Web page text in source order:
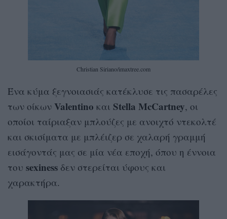
Christian Siriano/imaxtree.com
Ένα κύμα ξεγνοιασιάς κατέκλυσε τις πασαρέλες
των οίκων Valentino και Stella McCartney, οι
οποίοι ταίριαξαν μπλούζες με ανοιχτό ντεκολτέ
και σκισίματα με μπλέιζερ σε χαλαρή γραμμή
εισάγοντάς μας σε μία νέα εποχή, όπου η έννοια
του sexiness δεν στερείται ύφους και
χαρακτήρα.